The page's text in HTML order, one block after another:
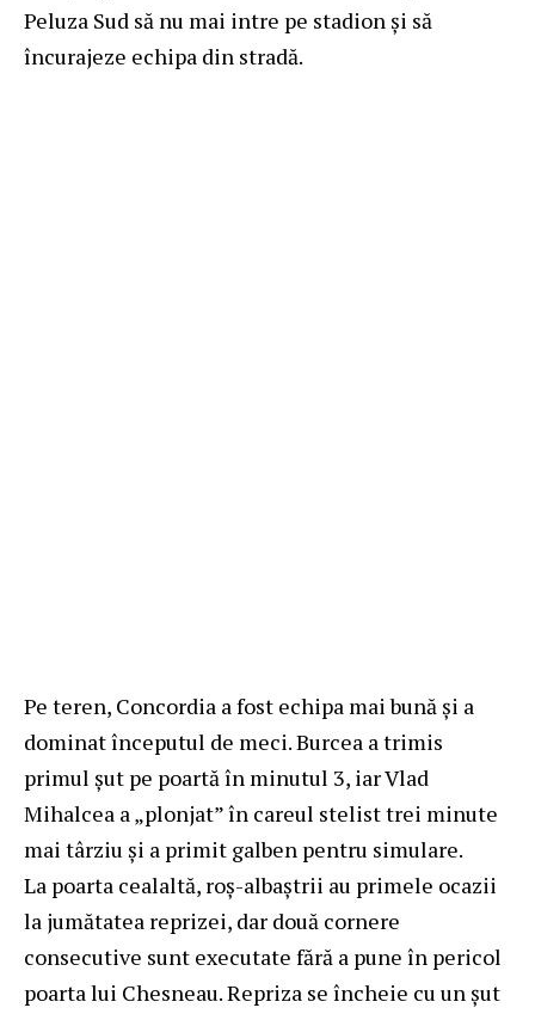
Peluza Sud să nu mai intre pe stadion și să
încurajeze echipa din stradă.
Pe teren, Concordia a fost echipa mai bună și a
dominat începutul de meci. Burcea a trimis
primul șut pe poartă în minutul 3, iar Vlad
Mihalcea a „plonjat” în careul stelist trei minute
mai târziu și a primit galben pentru simulare.
La poarta cealaltă, roș-albaștrii au primele ocazii
la jumătatea reprizei, dar două cornere
consecutive sunt executate fără a pune în pericol
poarta lui Chesneau. Repriza se încheie cu un șut